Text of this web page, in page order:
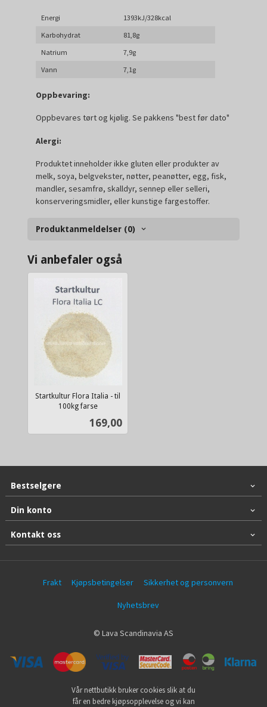
Energi
1393kJ/328kcal
Karbohydrat
81,8g
Natrium
7,9g
Vann
7,1g
Oppbevaring:
Oppbevares tørt og kjølig. Se pakkens "best før dato"
Alergi:
Produktet inneholder ikke gluten eller produkter av
melk, soya, belgvekster, nøtter, peanøtter, egg, fisk,
mandler, sesamfrø, skalldyr, sennep eller selleri,
konserveringsmidler, eller kunstige fargestoffer.
Produktanmeldelser (0)
Vi anbefaler også
Startkultur Flora Italia - til
100kg farse
Pris
169,00
Bestselgere
Din konto
Kontakt oss
Frakt Kjøpsbetingelser Sikkerhet og personvern
Nyhetsbrev
© Lava Scandinavia AS
Vår nettbutikk bruker cookies slik at du
får en bedre kjøpsopplevelse og vi kan